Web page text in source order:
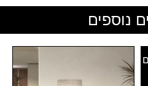
נוספים